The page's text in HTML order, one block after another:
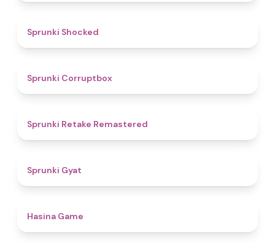
Sprunki Shocked
Sprunki Corruptbox
Sprunki Retake Remastered
Sprunki Gyat
Hasina Game